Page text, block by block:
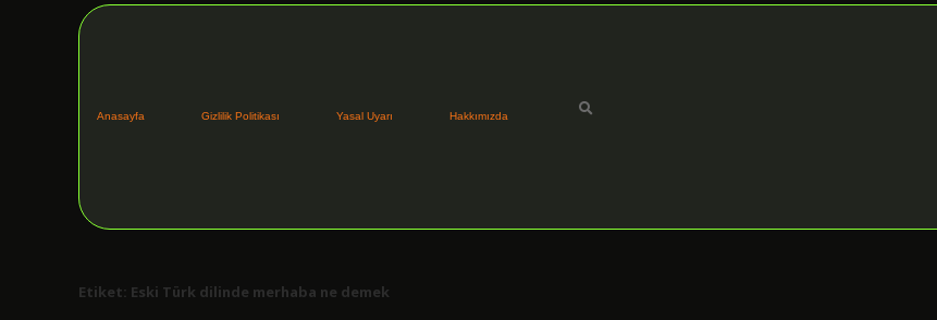
Anasayfa Gizlilik Politikası Yasal Uyarı Hakkımızda
Etiket: Eski Türk dilinde merhaba ne demek